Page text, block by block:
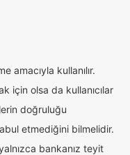
amacıyla kullanılır.
için olsa da kullanıcılar
doğruluğu
etmediğini bilmelidir.
bankanız teyit